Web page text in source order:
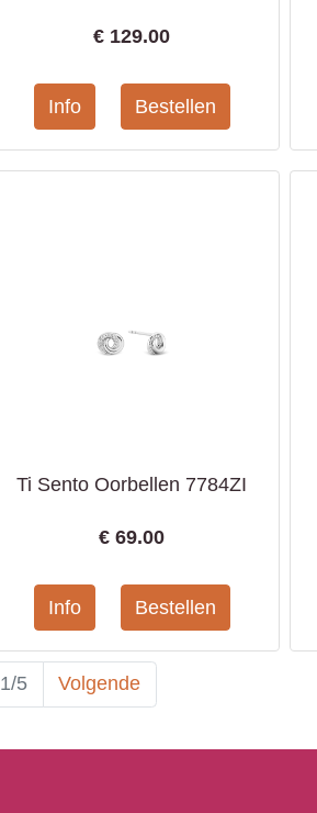
€ 129.00
Ti Sento Oorbellen 7784ZI
€69.00
1/5 Volgende